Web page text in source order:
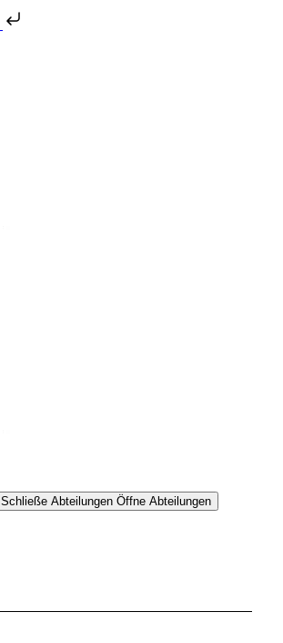
Schließe Abteilungen Öffne Abteilungen